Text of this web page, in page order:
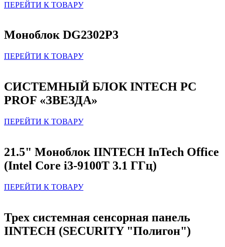
ПЕРЕЙТИ К ТОВАРУ
Моноблок DG2302P3
ПЕРЕЙТИ К ТОВАРУ
СИСТЕМНЫЙ БЛОК INTECH PC
PROF «ЗВЕЗДА»
ПЕРЕЙТИ К ТОВАРУ
21.5" Моноблок IINTECH InTech Office
(Intel Core i3-9100T 3.1 ГГц)
ПЕРЕЙТИ К ТОВАРУ
Трех системная сенсорная панель
IINTECH (SECURITY "Полигон")